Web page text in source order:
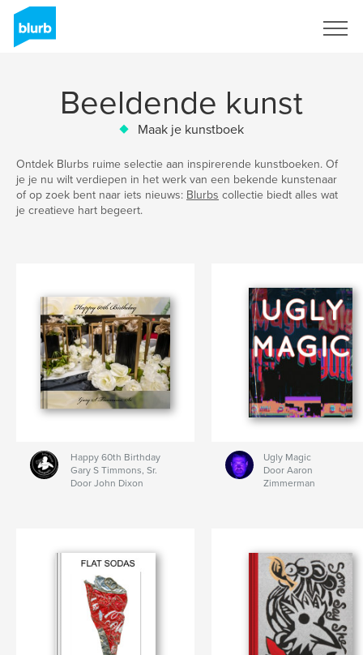
Beeldende kunst
Maak je kunstboek
Ontdek Blurbs ruime selectie aan inspirerende kunstboeken. Of
je je nu wilt verdiepen in het werk van een bekende kunstenaar
of op zoek bent naar iets nieuws: Blurbs collectie biedt alles wat
je creatieve hart begeert.
Happy 60th Birthday
Gary S Timmons, Sr.
Door John Dixon
Ugly Magic
Door Aaron
Zimmerman